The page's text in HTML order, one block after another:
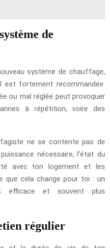
de
système de chauffage,
est fortement recommandée.
ou mal réglée peut provoquer
à répétition, voire des
ne se contente pas de
nécessaire, l’état du
avec ton logement et les
que cela change pour toi : un
efficace et souvent plus
régulier